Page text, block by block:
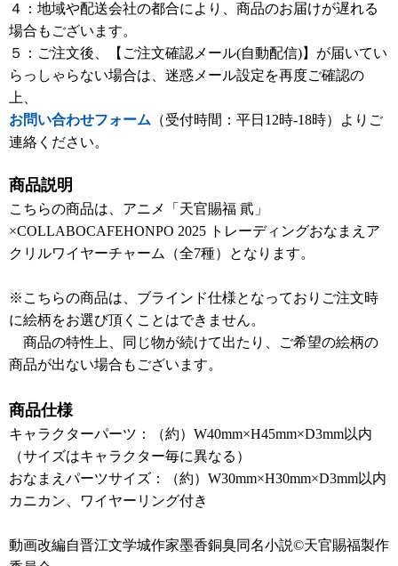
４：地域や配送会社の都合により、商品のお届けが遅れる
場合もございます。
５：ご注文後、【ご注文確認メール(自動配信)】が届いてい
らっしゃらない場合は、迷惑メール設定を再度ご確認の
上、
お問い合わせフォーム （受付時間：平日12時-18時）よりご
連絡ください。
商品説明
こちらの商品は、アニメ「天官賜福 貮」
×COLLABOCAFEHONPO 2025 トレーディングおなまえア
クリルワイヤーチャーム（全7種）となります。
※こちらの商品は、ブラインド仕様となっておりご注文時
に絵柄をお選び頂くことはできません。
商品の特性上、同じ物が続けて出たり、ご希望の絵柄の
商品が出ない場合もございます。
商品仕様
キャラクターパーツ：（約）W40mm×H45mm×D3mm以内
（サイズはキャラクター毎に異なる）
おなまえパーツサイズ：（約）W30mm×H30mm×D3mm以内
カニカン、ワイヤーリング付き
動画改編自晋江文学城作家墨香銅臭同名小説©天官賜福製作